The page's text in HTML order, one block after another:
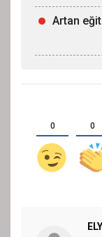
Artan
0 0